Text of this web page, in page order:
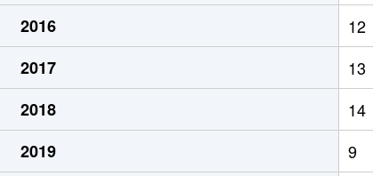
2016
12
2017
13
2018
14
2019
9